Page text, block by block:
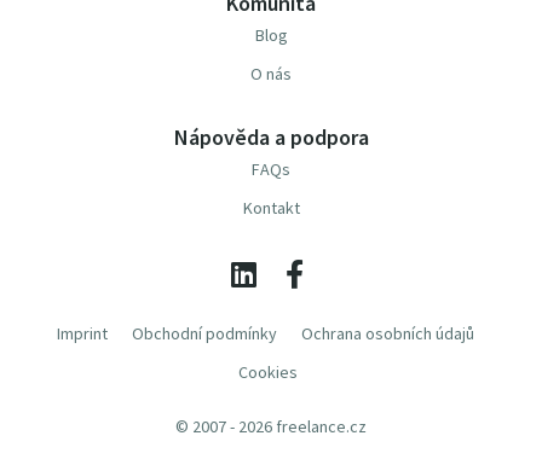
Blog
O nás
Nápověda a podpora
FAQs
Kontakt
Imprint Obchodní podmínky
Ochrana osobních údajů
Cookies
© 2007 - 2026 freelance.cz